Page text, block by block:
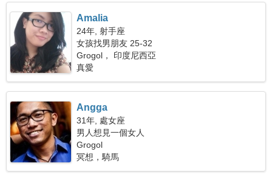
Amalia
24年, 射手座
女孩找男朋友 25-32
Grogol， 印度尼西亞
真愛
Angga
31年, 處女座
男人想見一個女人
Grogol
冥想，騎馬